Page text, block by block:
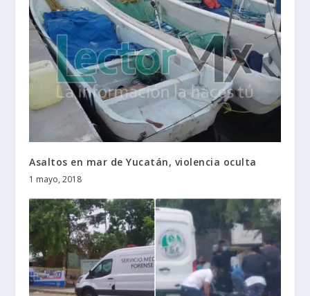
Asaltos en mar de Yucatán, violencia oculta
1 mayo, 2018